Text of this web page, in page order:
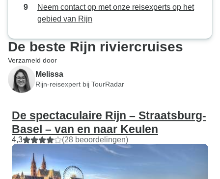
Neem contact op met onze reisexperts op het
gebied van Rijn
De beste Rijn riviercruises
Verzameld door
Melissa
Rijn-reisexpert bij TourRadar
De spectaculaire Rijn – Straatsburg-
Basel – van en naar Keulen
4,3 (28 beoordelingen)